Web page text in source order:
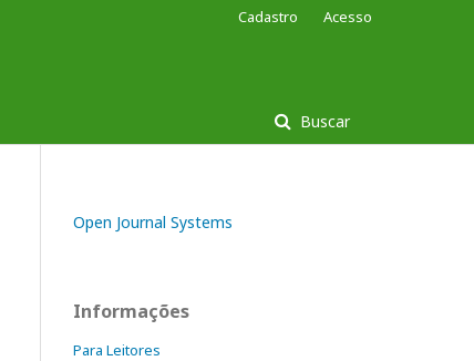
Buscar
Cadastro Acesso
Open Journal Systems
Informações
Para Leitores